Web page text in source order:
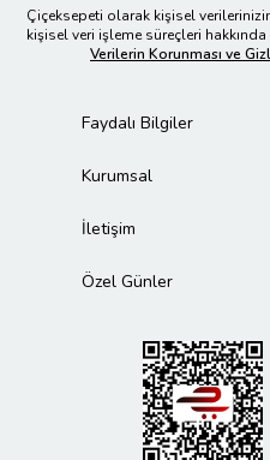
Çiçeksepeti olarak kişisel
kişisel veri işleme süreçleri
Verilerin Korunması ve
Faydalı Bilgiler
Kurumsal
İletişim
Özel Günler